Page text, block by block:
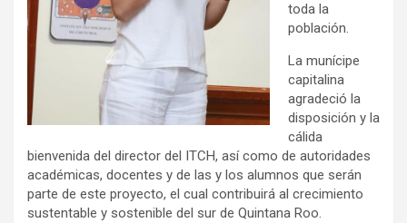
toda la
población.
La munícipe
capitalina
agradeció la
disposición y la
cálida
bienvenida del director del ITCH, así como de autoridades
académicas, docentes y de las y los alumnos que serán
parte de este proyecto, el cual contribuirá al crecimiento
sustentable y sostenible del sur de Quintana Roo.